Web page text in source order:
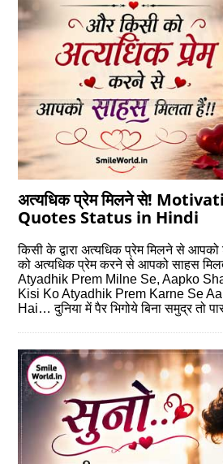
अत्यधिक प्रेम मिलने से!
Quotes Status in Hindi
किसी के द्वारा अत्यधिक प्रेम मिलने से
को अत्यधिक प्रेम करने से आपको साहस
Atyadhik Prem Milne Se, Aapko
Kisi Ko Atyadhik Prem Karne Se
Hai… दुनिया में पैर भिगोये बिना समुद्र तो